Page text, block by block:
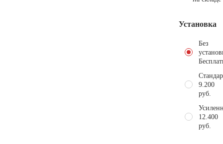
Установка
Без
9.200
руб.
12.400
руб.